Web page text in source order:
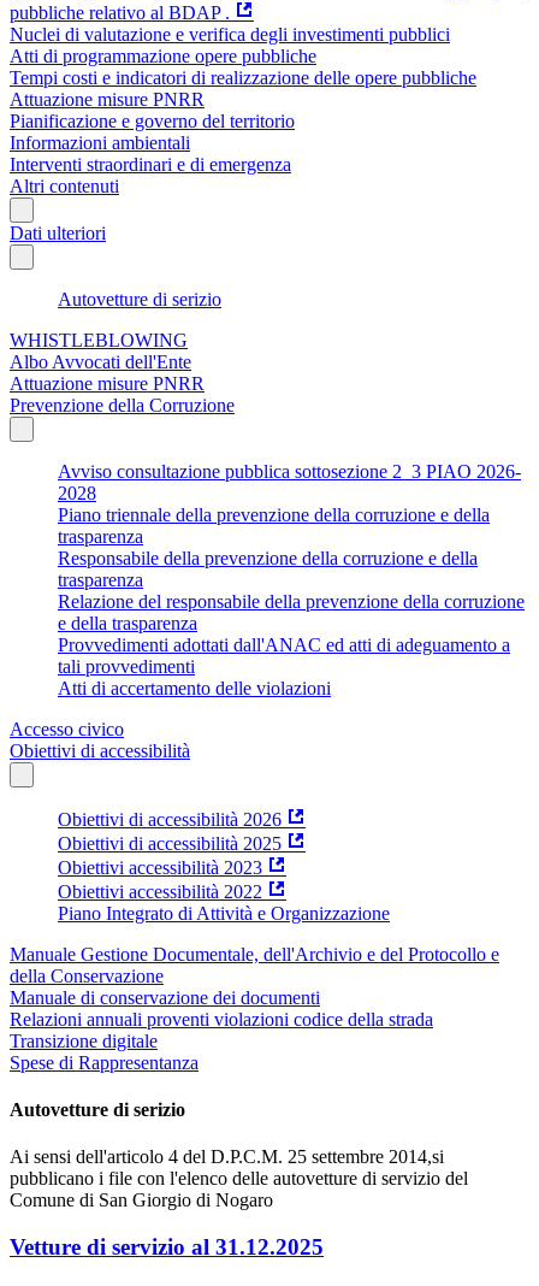
pubbliche relativo al BDAP .
Nuclei di valutazione e verifica degli investimenti pubblici
Atti di programmazione opere pubbliche
Tempi costi e indicatori di realizzazione delle opere pubbliche
Attuazione misure PNRR
Pianificazione e governo del territorio
Informazioni ambientali
Interventi straordinari e di emergenza
Altri contenuti
Dati ulteriori
Autovetture di serizio
WHISTLEBLOWING
Albo Avvocati dell'Ente
Attuazione misure PNRR
Prevenzione della Corruzione
Avviso consultazione pubblica sottosezione 2_3 PIAO 2026-
2028
Piano triennale della prevenzione della corruzione e della
trasparenza
Responsabile della prevenzione della corruzione e della
trasparenza
Relazione del responsabile della prevenzione della corruzione
e della trasparenza
Provvedimenti adottati dall'ANAC ed atti di adeguamento a
tali provvedimenti
Atti di accertamento delle violazioni
Accesso civico
Obiettivi di accessibilità
Obiettivi di accessibilità 2026
Obiettivi di accessibilità 2025
Obiettivi accessibilità 2023
Obiettivi accessibilità 2022
Piano Integrato di Attività e Organizzazione
Manuale Gestione Documentale, dell'Archivio e del Protocollo e
della Conservazione
Manuale di conservazione dei documenti
Relazioni annuali proventi violazioni codice della strada
Transizione digitale
Spese di Rappresentanza
Autovetture di serizio
Ai sensi dell'articolo 4 del D.P.C.M. 25 settembre 2014,si
pubblicano i file con l'elenco delle autovetture di servizio del
Comune di San Giorgio di Nogaro
Vetture di servizio al 31.12.2025